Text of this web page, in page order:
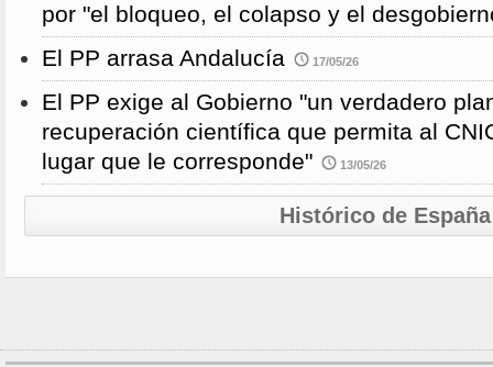
por "el bloqueo, el colapso y el
El PP arrasa Andalucía
17/05/26
El PP exige al Gobierno "un verdadero
recuperación científica que permita al
lugar que le corresponde"
13/05/26
Histórico de España